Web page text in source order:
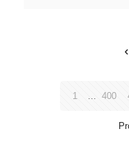
1 ... 400